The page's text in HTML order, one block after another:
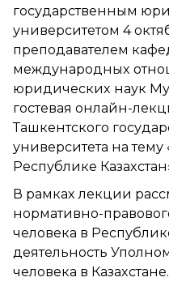
государственным
университетом 4
преподавателем
международных
юридических наук
гостевая онлайн-
Ташкентского
университета на тему
Республике
В рамках лекции
нормативно-
человека в
деятельность
человека в Казахстане.